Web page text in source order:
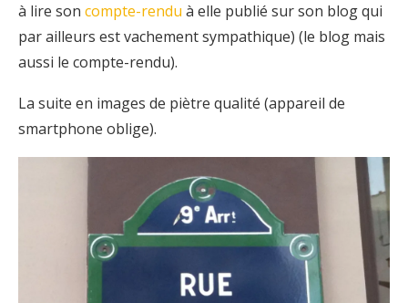
à lire son compte-rendu à elle publié sur son blog qui
par ailleurs est vachement sympathique) (le blog mais
aussi le compte-rendu).
La suite en images de piètre qualité (appareil de
smartphone oblige).